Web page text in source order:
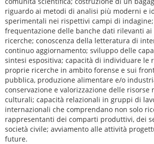
riguardo ai metodi di analisi più moderni e
sperimentali nei rispettivi campi di indagine;
frequentazione delle banche dati rilevanti
ricerche; conoscenza della letteratura di
continuo aggiornamento; sviluppo delle
sintesi espositiva; capacità di individuare le
proprie ricerche in ambito forense e sui
pubblica, produzione alimentare e/o
conservazione e valorizzazione delle risorse
culturali; capacità relazionali in gruppi di
internazionali che comprendano non solo
rappresentanti dei comparti produttivi, dei
società civile; avviamento alle attività
future.